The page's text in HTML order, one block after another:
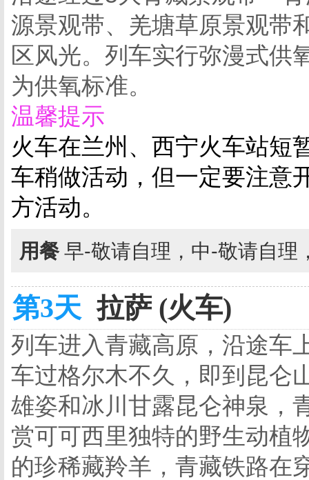
源景观带、羌塘草原景观带
区风光。列车实行弥漫式供
为供氧标准。
温馨提示
火车在兰州、西宁火车站短
车稍做活动，但一定要注意
方活动。
用餐 早-敬请自理，中-敬请自理
第3天 拉萨 (火车)
列车进入青藏高原，沿途车
车过格尔木不久，即到昆仑
雄姿和冰川甘露昆仑神泉，
赏可可西里独特的野生动植
的珍稀藏羚羊，青藏铁路在